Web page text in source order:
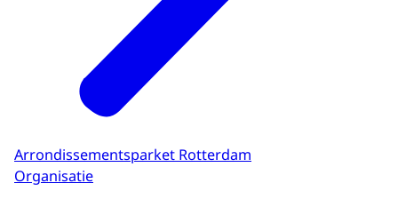
Arrondissementsparket Rotterdam
Organisatie